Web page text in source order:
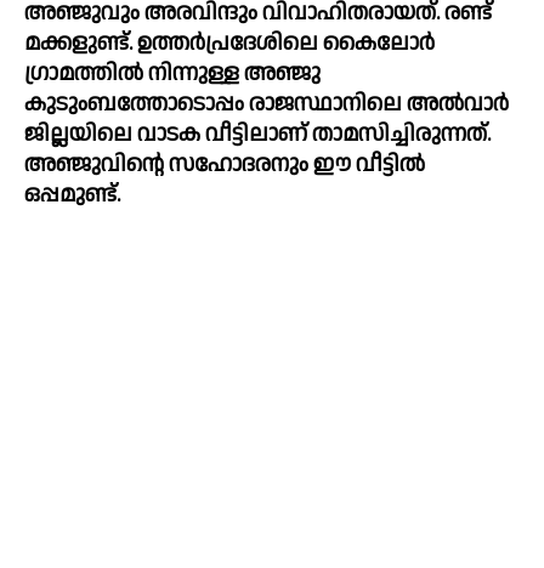
അഞ്ജുവും അരവിന്ദും വിവാഹിതരായത്. രണ്ട്
മക്കളുണ്ട്. ഉത്തര്‍പ്രദേശിലെ കൈലോര്‍
ഗ്രാമത്തില്‍ നിന്നുള്ള അഞ്ജു
കുടുംബത്തോടൊപ്പം രാജസ്ഥാനിലെ അല്‍വാര്‍
ജില്ലയിലെ വാടക വീട്ടിലാണ് താമസിച്ചിരുന്നത്.
അഞ്ജുവിന്റെ സഹോദരനും ഈ വീട്ടില്‍
ഒപ്പമുണ്ട്.